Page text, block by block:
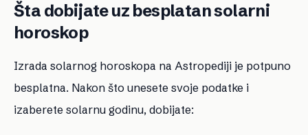
Šta dobijate uz besplatan solarni
horoskop
Izrada solarnog horoskopa na Astropediji je potpuno
besplatna. Nakon što unesete svoje podatke i
izaberete solarnu godinu, dobijate: